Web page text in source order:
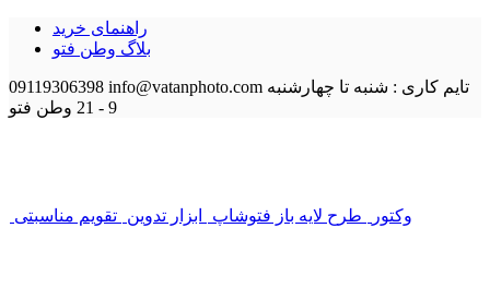
راهنمای خرید
بلاگ وطن فتو
09119306398 info@vatanphoto.com تایم کاری : شنبه تا چهارشنبه
9 - 21
وطن فتو
وکتور طرح لایه باز فتوشاپ ابزار تدوین تقویم مناسبتی